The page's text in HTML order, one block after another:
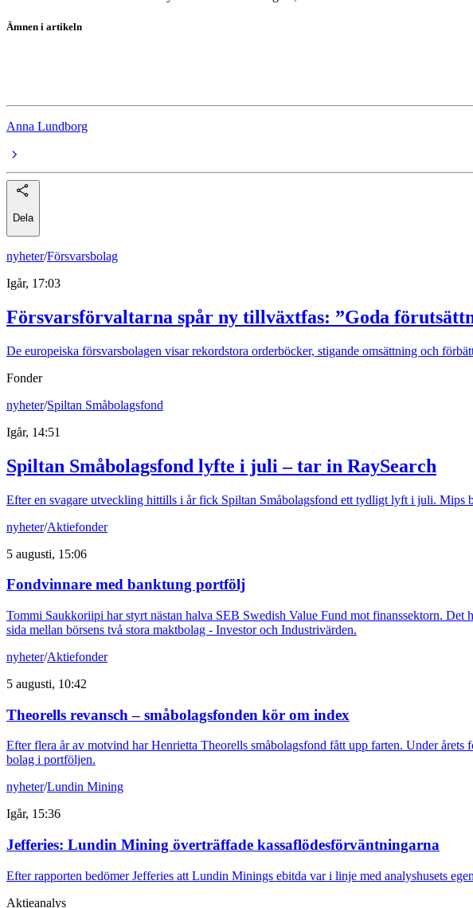
Ämnen i artikeln
Anna Lundborg
Dela
nyheter/Försvarsbolag
Igår, 17:03
Försvarsförvaltarna spår ny tillväxtfas: ”Goda
De europeiska försvarsbolagen visar rekordstora orderböcker, stigande omsättning och
Fonder
nyheter/Spiltan Småbolagsfond
Igår, 14:51
Spiltan Småbolagsfond lyfte i juli – tar in RaySearch
Efter en svagare utveckling hittills i år fick Spiltan Småbolagsfond ett tydligt lyft i juli. Mips
nyheter/Aktiefonder
5 augusti, 15:06
Fondvinnare med banktung portfölj
Tommi Saukkoriipi har styrt nästan halva SEB Swedish Value Fund mot finanssektorn.
sida mellan börsens två stora maktbolag - Investor och Industrivärden.
nyheter/Aktiefonder
5 augusti, 10:42
Theorells revansch – småbolagsfonden kör om index
Efter flera år av motvind har Henrietta Theorells småbolagsfond fått upp farten. Under
bolag i portföljen.
nyheter/Lundin Mining
Igår, 15:36
Jefferies: Lundin Mining överträffade kassaflödesförväntningarna
Efter rapporten bedömer Jefferies att Lundin Minings ebitda var i linje med analyshusets
Aktieanalys